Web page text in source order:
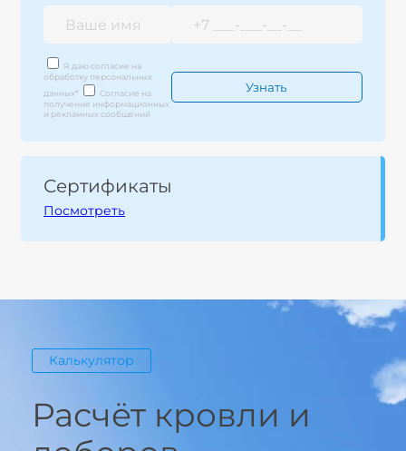
Я даю согласие на
обработку персональных
данных*
Согласие на
получение информационных
и рекламных сообщений
Сертификаты
Посмотреть
Калькулятор
Расчёт кровли и